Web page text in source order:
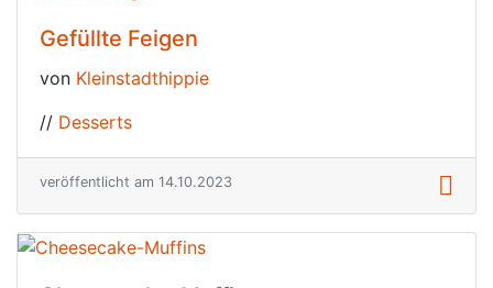
Gefüllte Feigen
von Kleinstadthippie
// Desserts
veröffentlicht am 14.10.2023